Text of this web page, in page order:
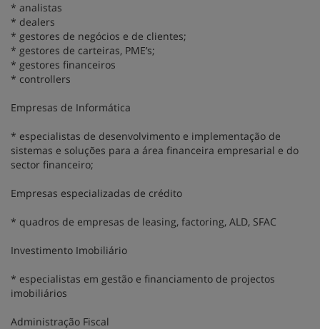
* analistas
* dealers
* gestores de negócios e de clientes;
* gestores de carteiras, PME’s;
* gestores financeiros
* controllers
Empresas de Informática
* especialistas de desenvolvimento e implementação de
sistemas e soluções para a área financeira empresarial e do
sector financeiro;
Empresas especializadas de crédito
* quadros de empresas de leasing, factoring, ALD, SFAC
Investimento Imobiliário
* especialistas em gestão e financiamento de projectos
imobiliários
Administração Fiscal